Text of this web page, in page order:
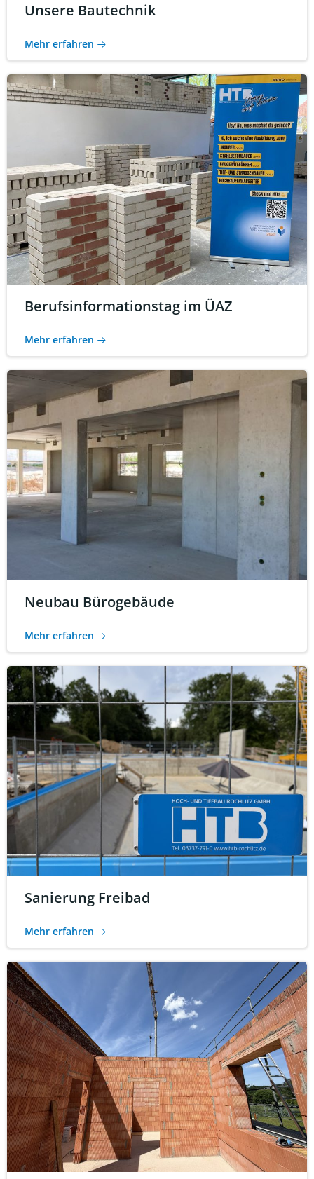
Unsere Bautechnik
Mehr erfahren
Berufsinformationstag im ÜAZ
Mehr erfahren
Neubau Bürogebäude
Mehr erfahren
Sanierung Freibad
Mehr erfahren